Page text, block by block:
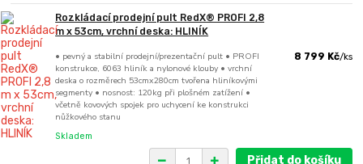
Rozkládací prodejní pult RedX® PROFI 2,8
m x 53cm, vrchní deska: HLINÍK
• pevný a stabilní prodejní/prezentační pult • PROFI
konstrukce, 6063 hliník a nylonové klouby • vrchní
deska o rozměrech 53cmx280cm tvořena hliníkovými
segmenty • nosnost: 120kg při plošném zatížení •
včetně kovových spojek pro uchycení ke konstrukci
nůžkového stanu
8 799 Kč/ks
Skladem
Přidat do košíku